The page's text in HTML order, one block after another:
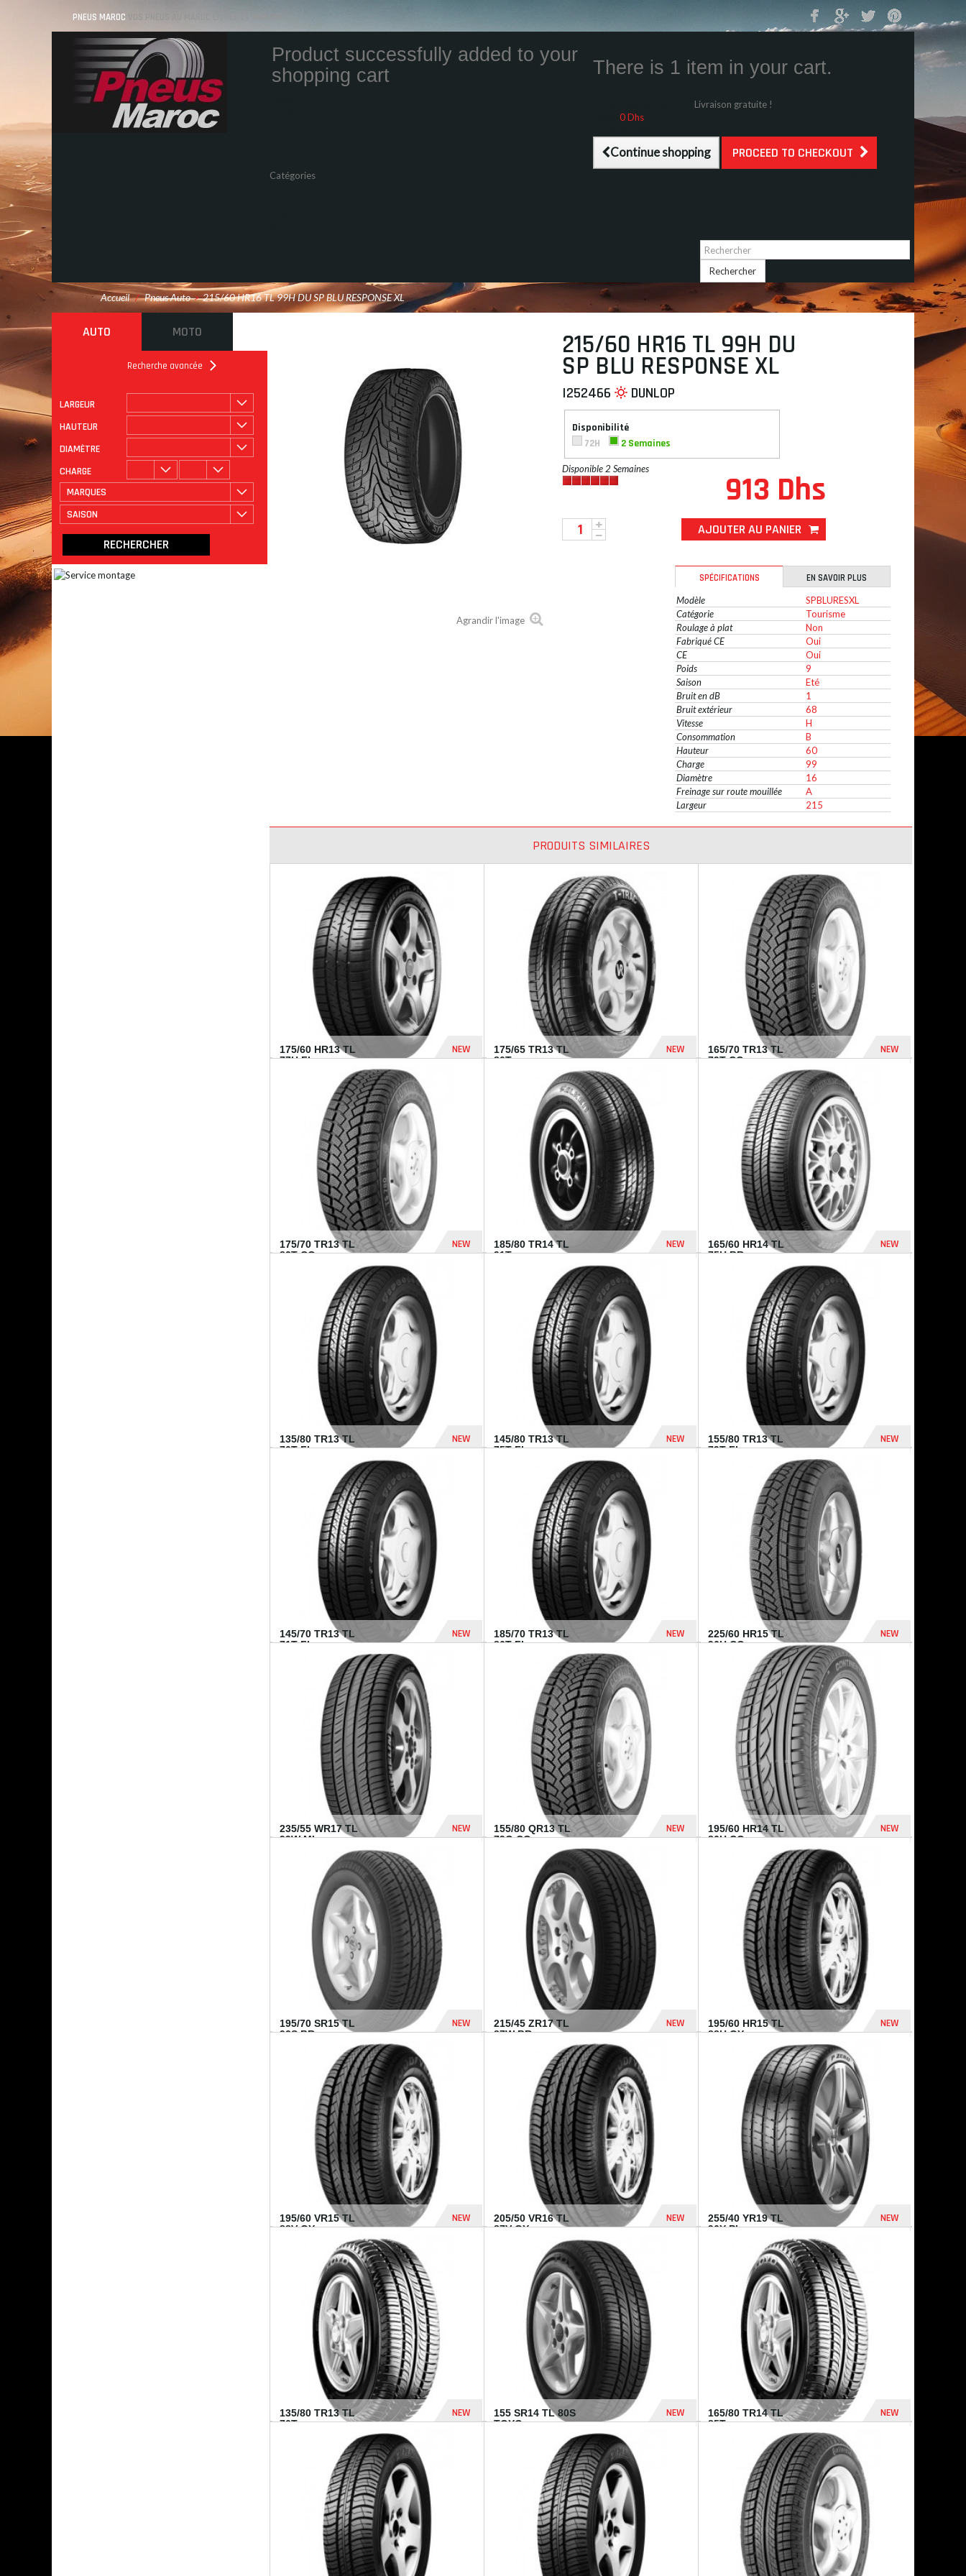
PNEUS MAROC VOS PNEUS AU MAROC LIVRÉS ET MONTÉS
Product successfully added to your
shopping cart
There is 1 item in your cart.
Livraison gratuite !
0 Dhs
Continue shopping PROCEED TO CHECKOUT
Catégories
Rechercher
Accueil / Pneus Auto > 215/60 HR16 TL 99H DU SP BLU RESPONSE XL
AUTO MOTO
Recherche avancée
LARGEUR
HAUTEUR
DIAMÈTRE
CHARGE
MARQUES
SAISON
ROULAGE À PLAT
Agrandir l'image
215/60 HR16 TL 99H DU
SP BLU RESPONSE XL
I252466 DUNLOP
Disponibilité
72H
2 Semaines
Disponible 2 Semaines
913 Dhs
AJOUTER AU PANIER
SPÉCIFICATIONS
EN SAVOIR PLUS
Modèle
SPBLURESXL
Catégorie
Tourisme
Roulage à plat
Non
Fabriqué CE
Oui
CE
Oui
Poids
9
Saison
Eté
Bruit en dB
1
Bruit extérieur
68
Vitesse
H
Consommation
B
Hauteur
60
Charge
99
Diamètre
16
Freinage sur route mouillée
A
Largeur
215
PRODUITS SIMILAIRES
175/60 HR13 TL
77H FI...
NEW
394 Dhs
175/65 TR13 TL
80T...
NEW
165/70 TR13 TL
79T CO...
NEW
364 Dhs
175/70 TR13 TL
82T CO...
NEW
185/80 TR14 TL
91T...
NEW
448 Dhs
165/60 HR14 TL
75H BR...
NEW
135/80 TR13 TL
70T FI...
NEW
145/80 TR13 TL
75T FI...
NEW
155/80 TR13 TL
79T FI...
NEW
145/70 TR13 TL
71T FI...
NEW
185/70 TR13 TL
86T FI...
NEW
432 Dhs
225/60 HR15 TL
96H CO...
NEW
1 040 Dhs
235/55 WR17 TL
99W MI...
NEW
1 182 Dhs
155/80 QR13 TL
79Q CO...
NEW
195/60 HR14 TL
86H CO...
NEW
790 Dhs
195/70 SR15 TL
92S BR...
NEW
837 Dhs
215/45 ZR17 TL
87W BR...
NEW
955 Dhs
195/60 HR15 TL
88H GY...
NEW
195/60 VR15 TL
88V GY...
NEW
205/50 VR16 TL
87V GY...
NEW
255/40 YR19 TL
96Y PI...
NEW
1 771 Dhs
135/80 TR13 TL
70T...
NEW
155 SR14 TL 80S
TOYO...
NEW
165/80 TR14 TL
85T...
NEW
458 Dhs